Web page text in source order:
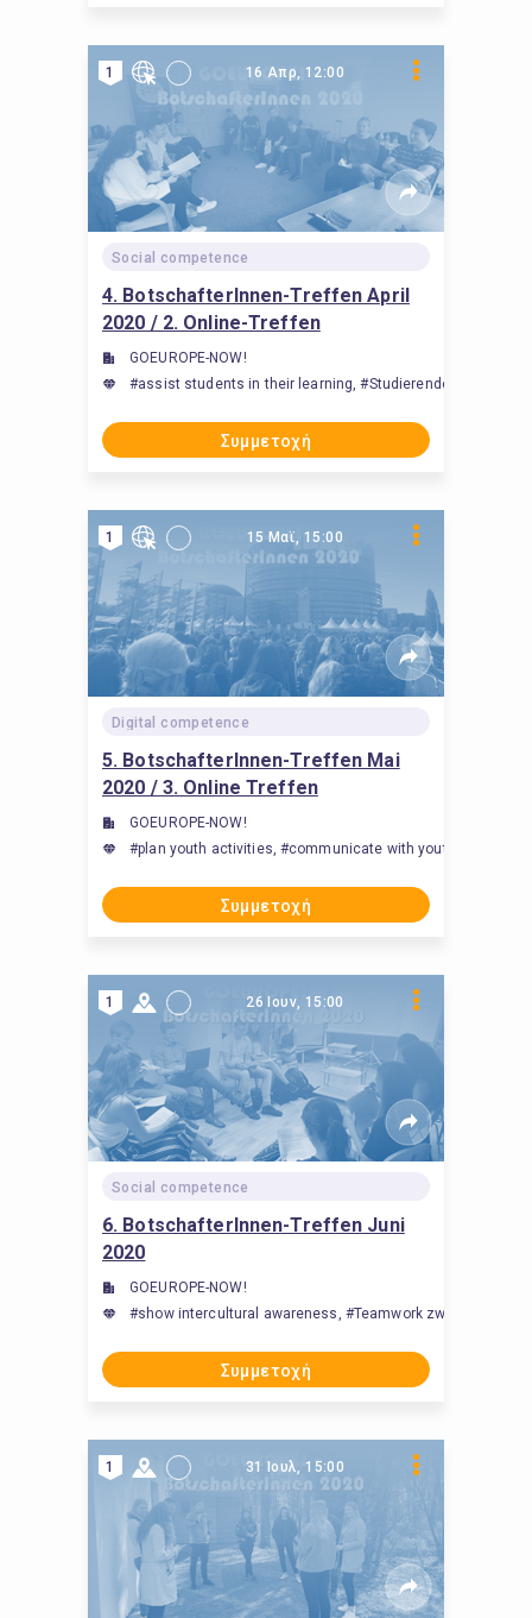
1 16 Απρ, 12:00
Social competence
4. BotschafterInnen-Treffen April
2020 / 2. Online-Treffen
GOEUROPE-NOW!
#assist students in their learning, #Studierende beim
Συμμετοχή
1 15 Μαϊ, 15:00
Digital competence
5. BotschafterInnen-Treffen Mai
2020 / 3. Online Treffen
GOEUROPE-NOW!
#plan youth activities, #communicate with youth,
Συμμετοχή
1 26 Ιουν, 15:00
Social competence
6. BotschafterInnen-Treffen Juni
2020
GOEUROPE-NOW!
#show intercultural awareness, #Teamwork zwischen
Συμμετοχή
1 31 Ιουλ, 15:00